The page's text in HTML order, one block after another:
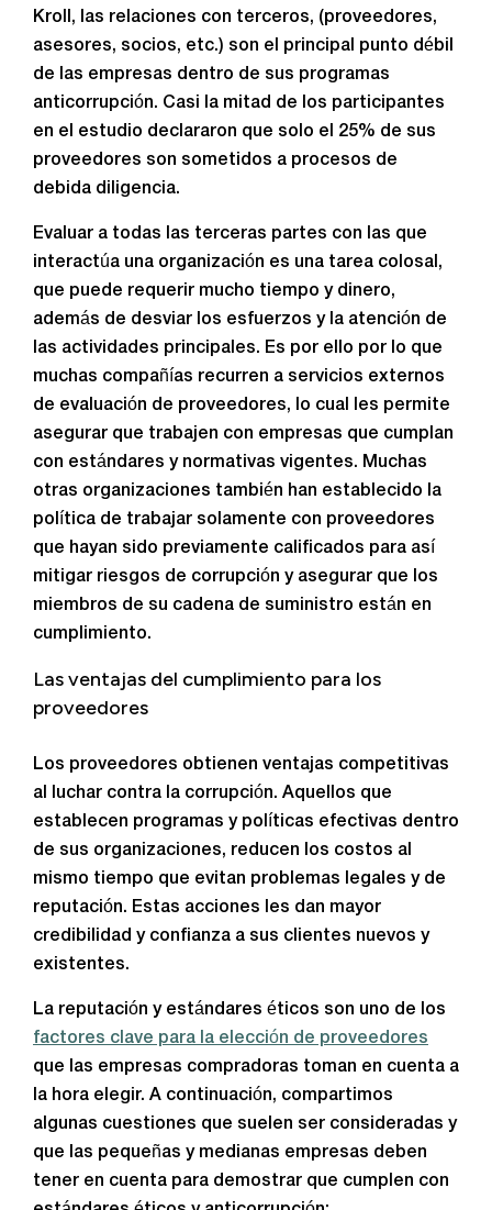
Kroll, las relaciones con terceros, (proveedores,
asesores, socios, etc.) son el principal punto débil
de las empresas dentro de sus programas
anticorrupción. Casi la mitad de los participantes
en el estudio declararon que solo el 25% de sus
proveedores son sometidos a procesos de
debida diligencia.
Evaluar a todas las terceras partes con las que
interactúa una organización es una tarea colosal,
que puede requerir mucho tiempo y dinero,
además de desviar los esfuerzos y la atención de
las actividades principales. Es por ello por lo que
muchas compañías recurren a servicios externos
de evaluación de proveedores, lo cual les permite
asegurar que trabajen con empresas que cumplan
con estándares y normativas vigentes. Muchas
otras organizaciones también han establecido la
política de trabajar solamente con proveedores
que hayan sido previamente calificados para así
mitigar riesgos de corrupción y asegurar que los
miembros de su cadena de suministro están en
cumplimiento.
Las ventajas del cumplimiento para los
proveedores
Los proveedores obtienen ventajas competitivas
al luchar contra la corrupción. Aquellos que
establecen programas y políticas efectivas dentro
de sus organizaciones, reducen los costos al
mismo tiempo que evitan problemas legales y de
reputación. Estas acciones les dan mayor
credibilidad y confianza a sus clientes nuevos y
existentes.
La reputación y estándares éticos son uno de los
factores clave para la elección de proveedores
que las empresas compradoras toman en cuenta a
la hora elegir. A continuación, compartimos
algunas cuestiones que suelen ser consideradas y
que las pequeñas y medianas empresas deben
tener en cuenta para demostrar que cumplen con